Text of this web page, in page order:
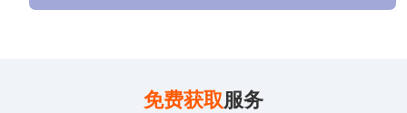
免费获取服务